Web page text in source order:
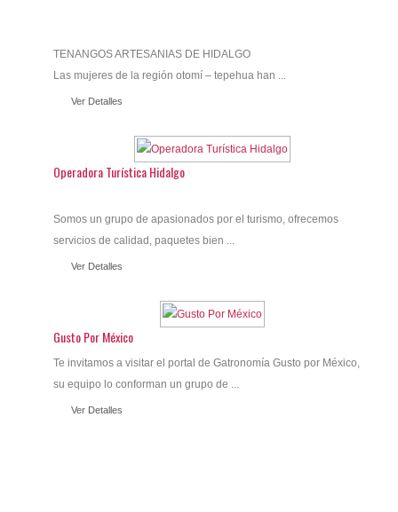
TENANGOS ARTESANIAS DE HIDALGO
Las mujeres de la región otomí – tepehua han ...
Ver Detalles
Operadora Turística Hidalgo
Somos un grupo de apasionados por el turismo, ofrecemos
servicios de calidad, paquetes bien ...
Ver Detalles
Gusto Por México
Te invitamos a visitar el portal de Gatronomía Gusto por México,
su equipo lo conforman un grupo de ...
Ver Detalles